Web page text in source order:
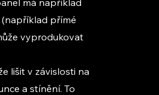
přímé
vyprodukovat
lišit v závislosti na
a stínění. To